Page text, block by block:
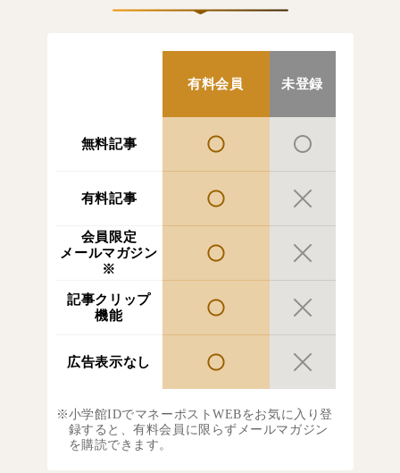
有料会員 未登録
無料記事
有料記事
会員限定
メールマガジン
※
記事クリップ
機能
広告表示なし
小学館IDでマネーポストWEBをお気に入り登
録すると、有料会員に限らずメールマガジン
を購読できます。